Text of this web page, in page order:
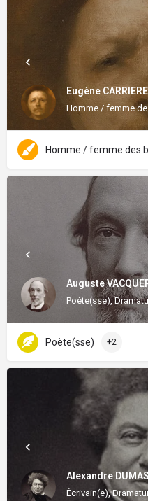
Eugène
Homme / femme
Homme / femme des
Auguste
Poète(sse),
Poète(sse) +2
Alexandre
Écrivain(e),